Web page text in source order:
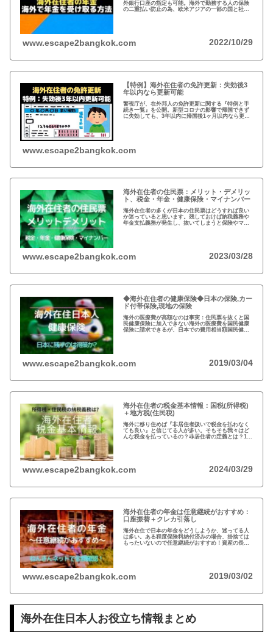
外銀行口座の指定も可能。海外で勤務する人の保険
の二重払い防止の為、欧米アジアの一部の国と社会
www.escape2bangkok.com 2022/10/29
【特例】海外在住者の免許更新：失効後3
年以内なら更新可能
警視庁が、在外邦人の免許更新に関する『特例と手
続き一覧』を公開。新型コロナの影響で帰国できず
に失効しても、3年以内に帰国後1ヶ月以内なら更新
www.escape2bangkok.com
海外在住者の住民票：メリット・デメリッ
ト、税金・年金・健康保険・マイナンバー
海外在住者の多くが日本の住民票はどうすれば良い
か迷っていると思います。残しておけば納税義務や
年金支払義務が発生し、抜いてしまうと保険やマイ
www.escape2bangkok.com 2023/03/28
◆海外在住者の健康保険◆日本の保険,カー
ド付帯保険,現地の保険
海外の医療費が高額なのは事実：住民票を抜くと国
民健康保険に加入できない海外の医療費を国民健康
保険に請求できるが、日本での費用相当額国民健康
www.escape2bangkok.com 2019/03/04
海外在住者の税金基本情報：国税(所得税)
＋地方税(住民税)
海外に移り住めば『非居住者扱いで税金を払わなく
ても良い』と信じてる人が多い。そもそも我々はど
んな税金を払っているの？非居住者の定義とは？1月
www.escape2bangkok.com 2024/03/29
海外在住者の年金は任意継続がおすすめ：
口座振替＋クレカ引落し
海外在住で日本の年金をどうしようか、迷ってる人
は多い。ある程度保険料納付済みの場合、掛捨ては
もったいないので任意継続がおすすめ！資産の長期
www.escape2bangkok.com 2019/03/02
海外在住日本人お役立ち情報まとめ